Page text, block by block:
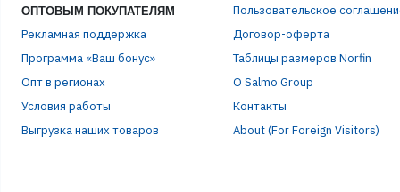
ОПТОВЫМ ПОКУПАТЕЛЯМ
Рекламная поддержка
Программа «Ваш бонус»
Опт в регионах
Условия работы
Выгрузка наших товаров
Пользовательское
Договор-оферта
Таблицы размеров Norfin
О Salmo Group
Контакты
About (For Foreign Visitors)